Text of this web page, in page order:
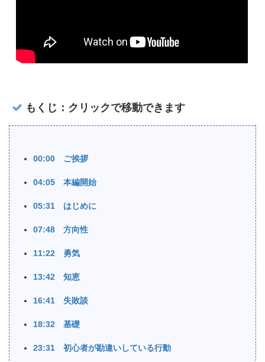
もくじ：クリックで移動できます
00:00 ご挨拶
04:05 本編開始
05:31 はじめに
07:48 方向性
11:22 勇気
13:42 知恵
16:41 失敗談
18:32 基礎
23:31 初心者が勘違いしている行動